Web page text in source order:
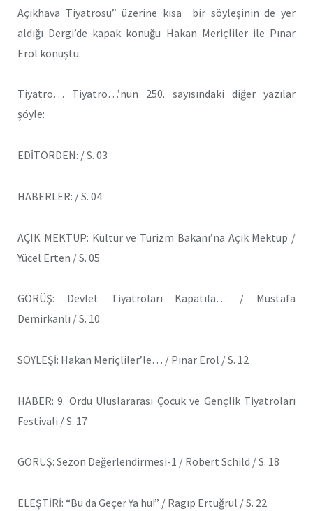
Açıkhava Tiyatrosu” üzerine kısa bir söyleşinin de yer
aldığı Dergi’de kapak konuğu Hakan Meriçliler ile Pınar
Erol konuştu.
Tiyatro… Tiyatro…’nun 250. sayısındaki diğer yazılar
şöyle:
EDİTÖRDEN: / S. 03
HABERLER: / S. 04
AÇIK MEKTUP: Kültür ve Turizm Bakanı’na Açık Mektup /
Yücel Erten / S. 05
GÖRÜŞ: Devlet Tiyatroları Kapatıla… / Mustafa
Demirkanlı / S. 10
SÖYLEŞİ: Hakan Meriçliler’le… / Pınar Erol / S. 12
HABER: 9. Ordu Uluslararası Çocuk ve Gençlik Tiyatroları
Festivali / S. 17
GÖRÜŞ: Sezon Değerlendirmesi-1 / Robert Schild / S. 18
ELEŞTİRİ: “Bu da Geçer Ya hu!” / Ragıp Ertuğrul / S. 22